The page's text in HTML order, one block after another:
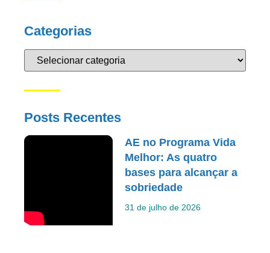
Categorias
Posts Recentes
AE no Programa Vida
Melhor: As quatro
bases para alcançar a
sobriedade
31 de julho de 2026